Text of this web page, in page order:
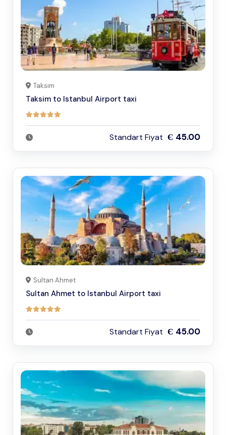
Taksim
Taksim to Istanbul Airport taxi
Standart Fiyat Є 45.00
Sultan Ahmet
Sultan Ahmet to Istanbul Airport taxi
Standart Fiyat Є 45.00